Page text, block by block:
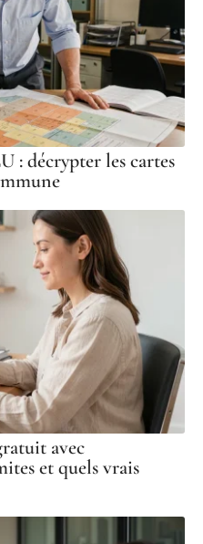
: décrypter les cartes
avec
et quels vrais